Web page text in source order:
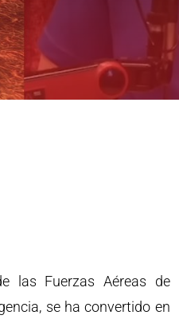
las Fuerzas Aéreas de
se ha convertido en